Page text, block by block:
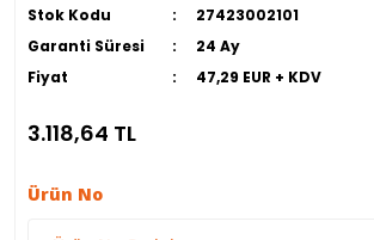
Stok Kodu
27423002101
Garanti Süresi
24 Ay
Fiyat
47,29 EUR + KDV
3.118,64 TL
Ürün No